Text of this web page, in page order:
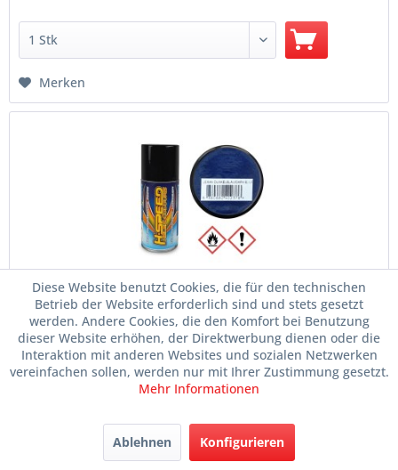
Merken
Lexanfarbe "dunkelblau" 150ml
Artikelnr. 055-HSPS023
Im Laden verfügbar
Diese Website benutzt Cookies, die für den technischen
Betrieb der Website erforderlich sind und stets gesetzt
werden. Andere Cookies, die den Komfort bei Benutzung
dieser Website erhöhen, der Direktwerbung dienen oder die
Interaktion mit anderen Websites und sozialen Netzwerken
vereinfachen sollen, werden nur mit Ihrer Zustimmung gesetzt.
Mehr Informationen
Ablehnen Konfigurieren